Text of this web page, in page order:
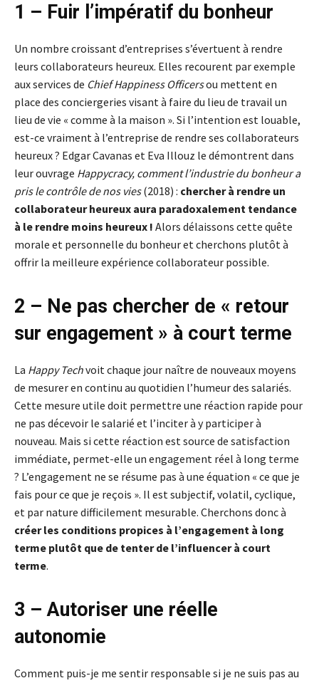
1 – Fuir l’impératif du bonheur
Un nombre croissant d’entreprises s’évertuent à rendre
leurs collaborateurs heureux. Elles recourent par exemple
aux services de Chief Happiness Officersou mettent en
place des conciergeries visant à faire du lieu de travail un
lieu de vie « comme à la maison ». Si l’intention est louable,
est-ce vraiment à l’entreprise de rendre ses collaborateurs
heureux ? Edgar Cavanas et Eva Illouz le démontrent dans
leur ouvrage Happycracy, comment l’industrie du bonheur a
pris le contrôle de nos vies(2018) : chercher à rendre un
collaborateur heureux aura paradoxalement tendance
à le rendre moins heureux ! Alors délaissons cette quête
morale et personnelle du bonheur et cherchons plutôt à
offrir la meilleure expérience collaborateur possible.
2 – Ne pas chercher de « retour
sur engagement » à court terme
La Happy Techvoit chaque jour naître de nouveaux moyens
de mesurer en continu au quotidien l’humeur des salariés.
Cette mesure utile doit permettre une réaction rapide pour
ne pas décevoir le salarié et l’inciter à y participer à
nouveau. Mais si cette réaction est source de satisfaction
immédiate, permet-elle un engagement réel à long terme
? L’engagement ne se résume pas à une équation « ce que je
fais pour ce que je reçois ». Il est subjectif, volatil, cyclique,
et par nature difficilement mesurable. Cherchons donc à
créer les conditions propices à l’engagement à long
terme plutôt que de tenter de l’influencer à court
terme.
3 – Autoriser une réelle
autonomie
Comment puis-je me sentir responsable si je ne suis pas au